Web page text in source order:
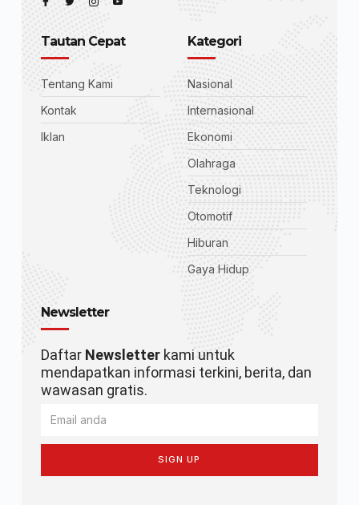
Tautan Cepat
Tentang Kami
Kontak
Iklan
Kategori
Nasional
Internasional
Ekonomi
Olahraga
Teknologi
Otomotif
Hiburan
Gaya Hidup
Newsletter
Daftar Newsletterkami untuk
mendapatkan informasi terkini, berita, dan
wawasan gratis.
SIGN UP